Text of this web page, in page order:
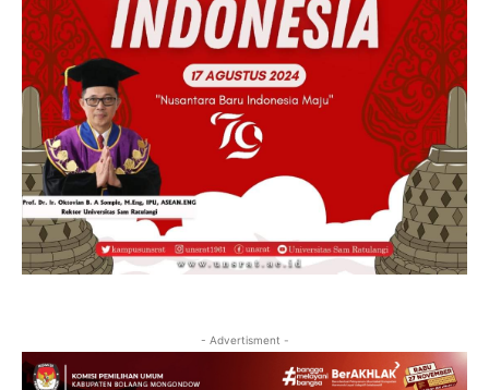
- Advertisment -